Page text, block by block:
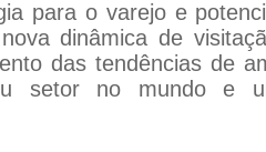
para o varejo e
dinâmica de
das tendências de
setor no mundo e